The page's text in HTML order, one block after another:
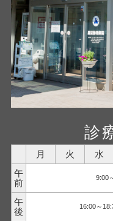
診
月 火 水
午
前
9:00
午
後
16:00～